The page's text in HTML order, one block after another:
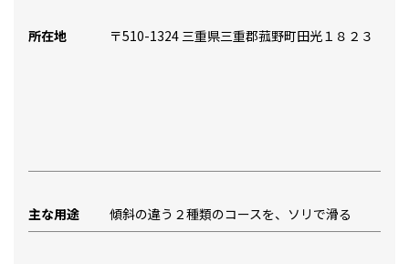
所在地 〒510-1324 三重県三重郡菰野町田光１８２３
主な用途 傾斜の違う２種類のコースを、ソリで滑る